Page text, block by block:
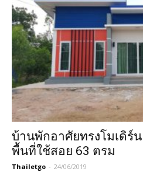
บ้านพักอาศัยทรงโมเดิร์
พื้นที่ใช้สอย 63 ตรม
Thailetgo - 24/06/2019